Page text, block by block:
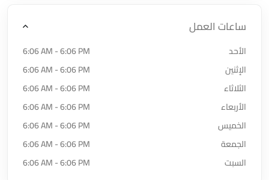
ساعات العمل
الأحد
6:06 AM - 6:06 PM
الإثنين
6:06 AM - 6:06 PM
الثلاثاء
6:06 AM - 6:06 PM
الأربعاء
6:06 AM - 6:06 PM
الخميس
6:06 AM - 6:06 PM
الجمعة
6:06 AM - 6:06 PM
السبت
6:06 AM - 6:06 PM